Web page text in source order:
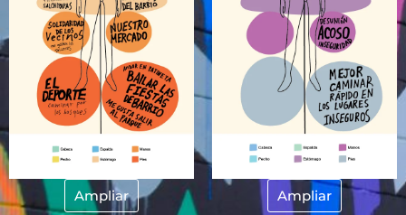
Ampliar Ampliar